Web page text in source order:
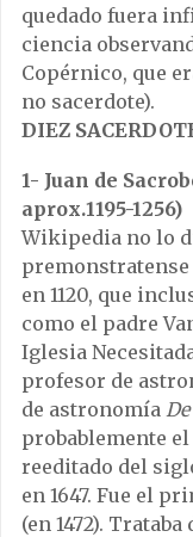
quedado fuera
ciencia
Copérnico, que
no sacerdote).
DIEZ
1- Juan de
aprox.1195-1256)
Wikipedia no lo
en 1120, que
como el padre
Iglesia
profesor de
de astronomía
probablemente
reeditado del
en 1647. Fue el
(en 1472).